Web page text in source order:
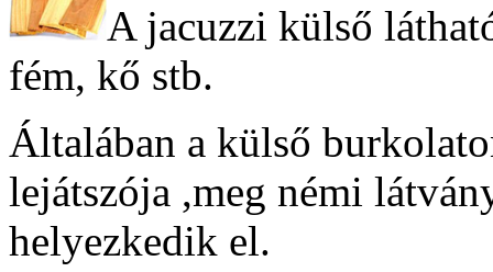
A jacuzzi külső
fém, kő stb.
Általában a külső
lejátszója ,meg némi
helyezkedik el.